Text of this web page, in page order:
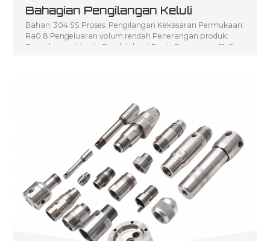
Bahagian Pengilangan Keluli
Bahan: 304 SS Proses: Pengilangan Kekasaran Permukaan:
Ra0.8 Pengeluaran volum rendah Penerangan produk:
Pengeluaran Isipadu Rendah bagi P arts Pemesinan CNC